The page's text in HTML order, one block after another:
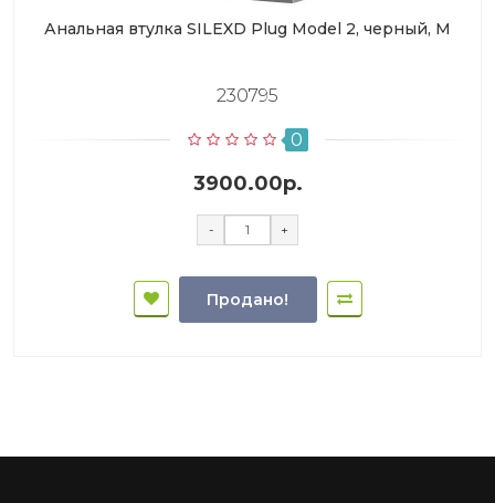
Анальная втулка SILEXD Plug Model 2, черный, M
230795
0
3900.00р.
- +
Продано!